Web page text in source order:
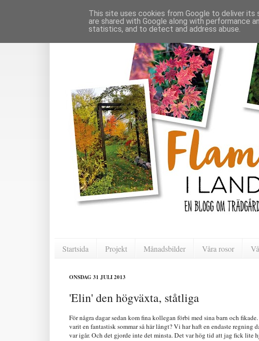
Startsida Projekt Månadsbilder Våra rosor
ONSDAG 31 JULI 2013
'Elin' den högväxta, ståtliga
För några dagar sedan kom fina kollegan förbi med sina barn och
varit en fantastisk sommar så här långt? Vi har haft en endaste regning
var igår. Och det gjorde inte det minsta. Det var hög tid att jag fick lite
This site uses cookies from Google to deliver its
are shared with Google along with performance
statistics, and to detect and address abuse.